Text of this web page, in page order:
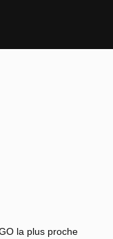
la plus proche